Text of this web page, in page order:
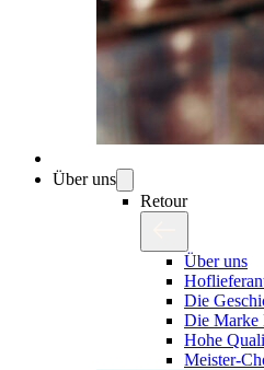
Über uns
Retour
Über uns
Die
Die Marke
Hohe
Meister-